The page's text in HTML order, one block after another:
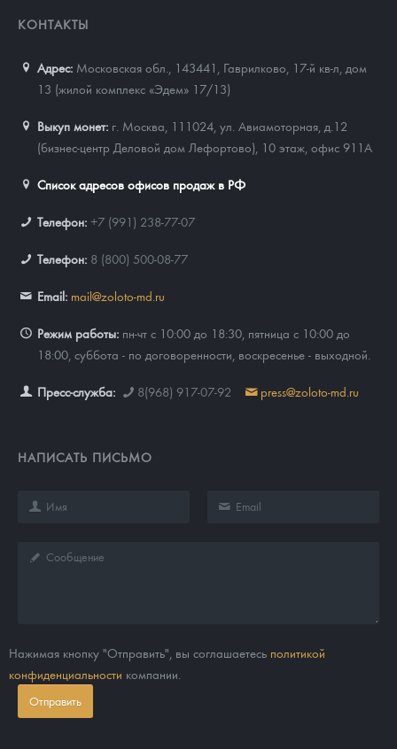
КОНТАКТЫ
Адрес: Московская обл., 143441
Гаврилково, 17-й кв-л, дом
13 (жилой комплекс «Эдем» 17/13)
Выкуп монет: г. Москва, 111024, ул. Авиамоторная, д.12
(бизнес-центр Деловой дом Лефортово), 10 этаж, офис 911А
Список адресов офисов продаж в РФ
Телефон: +7 (991) 238-77-07
Телефон: 8 (800) 500-08-77
Email: mail@zoloto-md.ru
Режим работы: пн-чт с 10:00 до 18:30, пятница с 10:00 до
18:00, суббота - по договоренности, воскресенье - выходной.
Пресс-служба: 8(968) 917-07-92 press@zoloto-md.ru
НАПИСАТЬ ПИСЬМО
Нажимая кнопку "Отправить", вы соглашаетесь политикой
конфиденциальности компании.
Отправить